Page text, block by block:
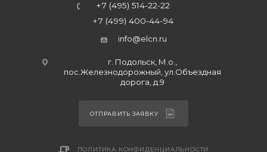
+7 (495) 514-22-22
+7 (499) 400-44-94
info@elcn.ru
г. Подольск, М.о.,
пос.Железнодорожный, ул.Объездная
дорога, д.9
ОТПРАВИТЬ ЗАЯВКУ
ПОЛИТИКА КОНФИДЕНЦИАЛЬНОСТИ